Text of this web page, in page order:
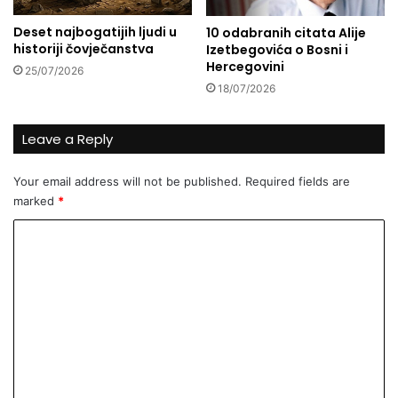
r
u
š
n
m
m
r
Deset najbogatijih ljudi u
historiji čovječanstva
25/07/2026
10 odabranih citata Alije
Izetbegovića o Bosni i
Hercegovini
18/07/2026
Leave a Reply
Your email address will not be published. Required fields are
marked *